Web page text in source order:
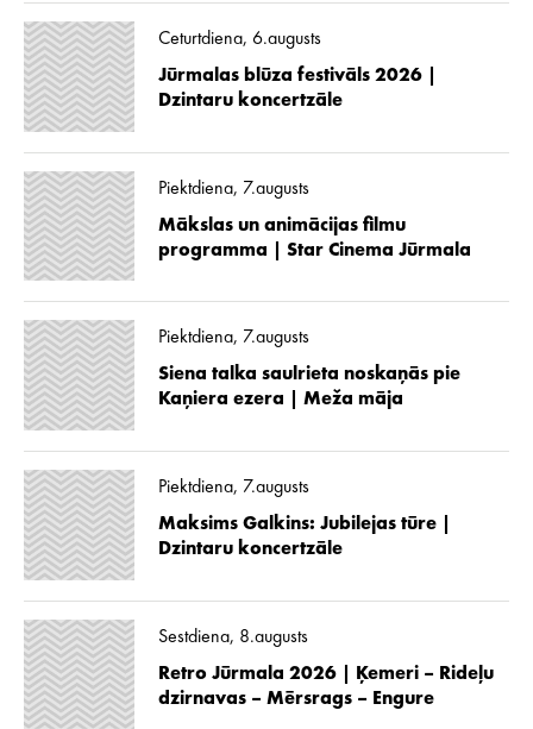
Ceturtdiena, 6.augusts
Jūrmalas blūza festivāls 2026 |
Dzintaru koncertzāle
Piektdiena, 7.augusts
Mākslas un animācijas filmu
programma | Star Cinema Jūrmala
Piektdiena, 7.augusts
Siena talka saulrieta noskaņās pie
Kaņiera ezera | Meža māja
Piektdiena, 7.augusts
Maksims Galkins: Jubilejas tūre |
Dzintaru koncertzāle
Sestdiena, 8.augusts
Retro Jūrmala 2026 | Ķemeri – Rideļu
dzirnavas – Mērsrags – Engure